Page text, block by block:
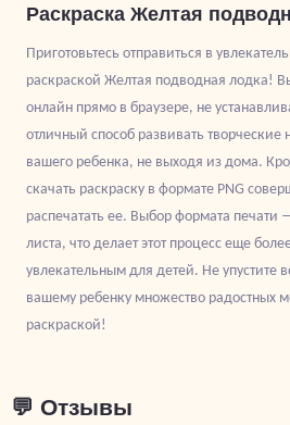
Раскраска Желтая
Приготовьтесь отправиться в
раскраской Желтая подводная лодка!
онлайн прямо в браузере, не
отличный способ развивать
вашего ребенка, не выходя из дома.
скачать раскраску в формате PNG
распечатать ее. Выбор формата печати
листа, что делает этот процесс еще
увлекательным для детей. Не упустите
вашему ребенку множество радостных
раскраской!
💬 Отзывы